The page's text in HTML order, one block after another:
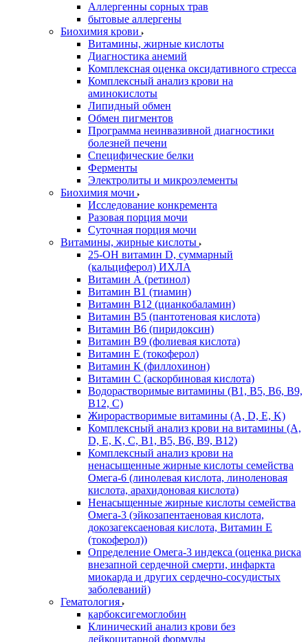
Аллергенны сорных трав
бытовые аллергены
Биохимия крови
Витамины, жирные кислоты
Диагностика анемий
Комплексная оценка оксидативного стресса
Комплексный анализ крови на
аминокислоты
Липидный обмен
Обмен пигментов
Программа неинвазивной диагностики
болезней печени
Специфические белки
Ферменты
Электролиты и микроэлементы
Биохимия мочи
Исследование конкремента
Разовая порция мочи
Суточная порция мочи
Витамины, жирные кислоты
25-OH витамин D, суммарный
(кальциферол) ИХЛА
Витамин А (ретинол)
Витамин В1 (тиамин)
Витамин В12 (цианкобаламин)
Витамин В5 (пантотеновая кислота)
Витамин В6 (пиридоксин)
Витамин В9 (фолиевая кислота)
Витамин Е (токоферол)
Витамин К (филлохинон)
Витамин С (аскорбиновая кислота)
Водорастворимые витамины (B1, B5, B6, В9,
В12, С)
Жирорастворимые витамины (A, D, E, K)
Комплексный анализ крови на витамины (A,
D, E, K, C, B1, B5, B6, В9, B12)
Комплексный анализ крови на
ненасыщенные жирные кислоты семейства
Омега-6 (линолевая кислота, линоленовая
кислота, арахидоновая кислота)
Ненасыщенные жирные кислоты семейства
Омега-3 (эйкозапентаеновая кислота,
докозагексаеновая кислота, Витамин E
(токоферол))
Определение Омега-3 индекса (оценка риска
внезапной сердечной смерти, инфаркта
миокарда и других сердечно-сосудистых
заболеваний)
Гематология
карбоксигемоглобин
Клинический анализ крови без
лейкоцитарной формулы